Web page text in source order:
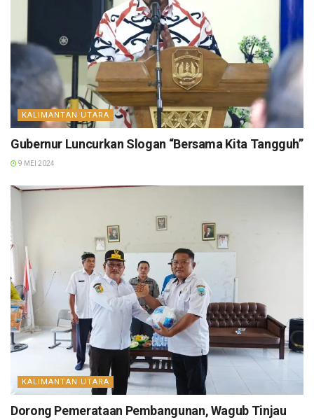
KALIMANTAN UTARA
Gubernur Luncurkan Slogan “Bersama Kita Tangguh”
9 MEI 2024
KALIMANTAN UTARA
Dorong Pemerataan Pembangunan, Wagub Tinjau